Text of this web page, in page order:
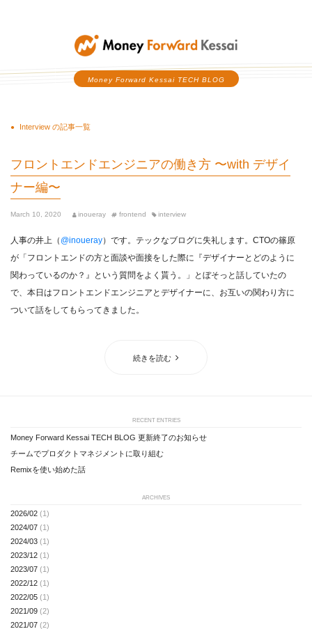
Money Forward Kessai
Money Forward Kessai TECH BLOG
Interview の記事一覧
フロントエンドエンジニアの働き方 〜with デザイ
ナー編〜
March 10, 2020 inoueray frontend interview
人事の井上（ @inoueray）です。テックなブログに失礼します。CTOの篠原
が「フロントエンドの方と面談や面接をした際に『デザイナーとどのように
関わっているのか？』という質問をよく貰う。」とぼそっと話していたの
で、本日はフロントエンドエンジニアとデザイナーに、お互いの関わり方に
ついて話をしてもらってきました。
続きを読む
RECENT ENTRIES
Money Forward Kessai TECH BLOG 更新終了のお知らせ
チームでプロダクトマネジメントに取り組む
Remixを使い始めた話
ARCHIVES
2026/02 (1)
2024/07 (1)
2024/03 (1)
2023/12 (1)
2023/07 (1)
2022/12 (1)
2022/05 (1)
2021/09 (2)
2021/07 (2)